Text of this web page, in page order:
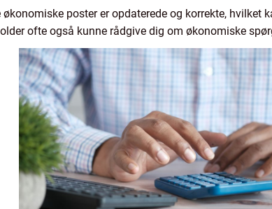
poster er opdaterede og korrekte,
ofte også kunne rådgive dig om økonomiske